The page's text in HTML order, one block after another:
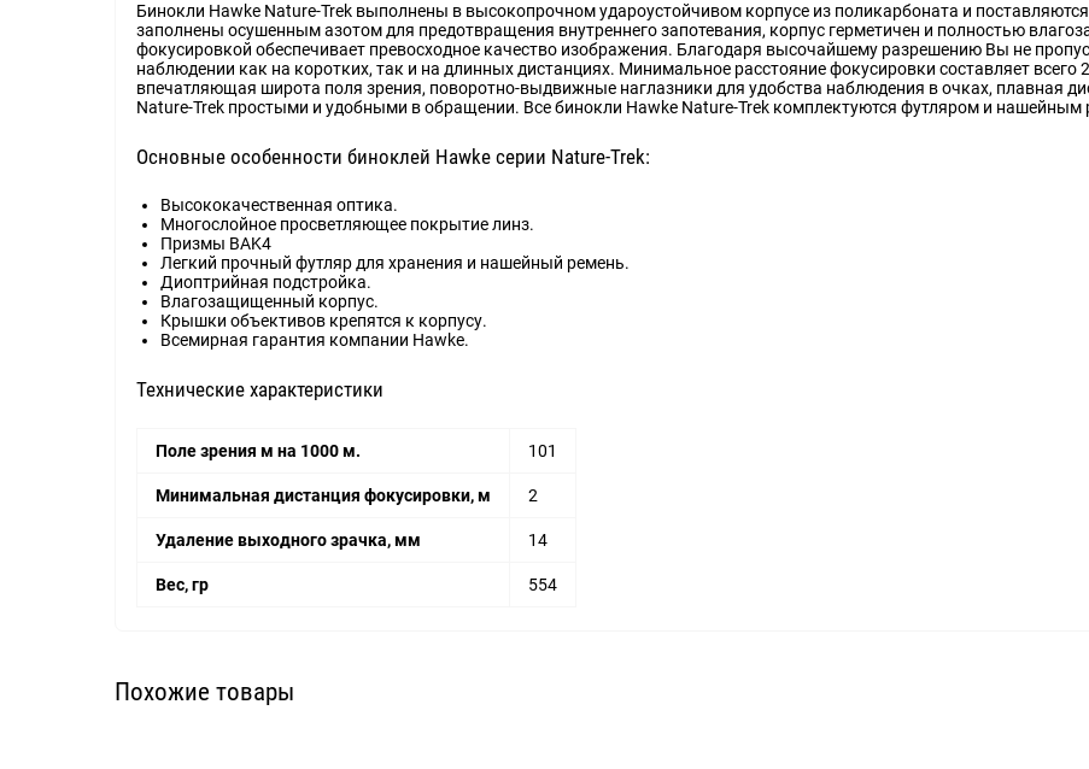
Бинокли Hawke Nature-Trek выполнены в высокопрочном удароустойчивом корпусе из поликарбоната и
заполнены осушенным азотом для предотвращения внутреннего запотевания, корпус герметичен и полностью
фокусировкой обеспечивает превосходное качество изображения. Благодаря высочайшему разрешению Вы не
наблюдении как на коротких, так и на длинных дистанциях. Минимальное расстояние фокусировки составляет
впечатляющая широта поля зрения, поворотно-выдвижные наглазники для удобства наблюдения в очках, плавная
Nature-Trek простыми и удобными в обращении. Все бинокли Hawke Nature-Trek комплектуются футляром и нашейным
Основные особенности биноклей Hawke серии Nature-Trek:
Высококачественная оптика.
Многослойное просветляющее покрытие линз.
Призмы BAK4
Легкий прочный футляр для хранения и нашейный ремень.
Диоптрийная подстройка.
Влагозащищенный корпус.
Крышки объективов крепятся к корпусу.
Всемирная гарантия компании Hawke.
Технические характеристики
Поле зрения м на 1000 м. 101
Минимальная дистанция фокусировки, м 2
Удаление выходного зрачка, мм 14
Вес, гр 554
Похожие товары